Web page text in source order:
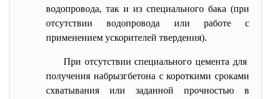
водопровода, так и из специального бака (при
отсутствии водопровода или работе с
применением ускорителей твердения).
При отсутствии специального цемента для
получения набрызгбетона скороткими сроками
схватывания или заданной прочностью в